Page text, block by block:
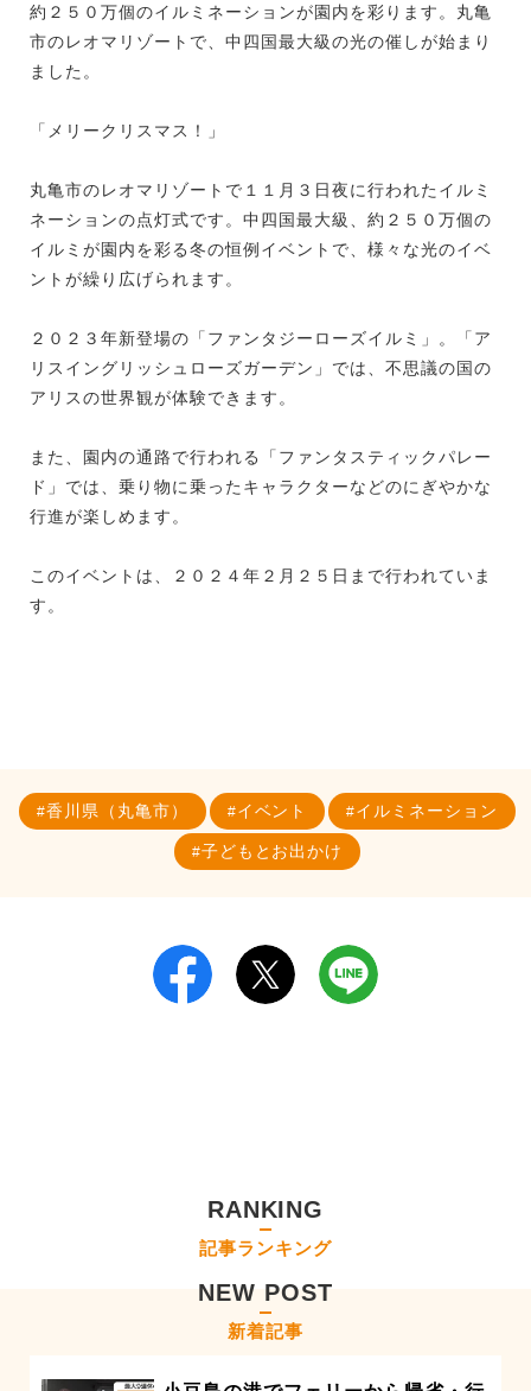
約２５０万個のイルミネーションが園内を彩ります。丸亀
市のレオマリゾートで、中四国最大級の光の催しが始まり
ました。
「メリークリスマス！」
丸亀市のレオマリゾートで１１月３日夜に行われたイルミ
ネーションの点灯式です。中四国最大級、約２５０万個の
イルミが園内を彩る冬の恒例イベントで、様々な光のイベ
ントが繰り広げられます。
２０２３年新登場の「ファンタジーローズイルミ」。「ア
リスイングリッシュローズガーデン」では、不思議の国の
アリスの世界観が体験できます。
また、園内の通路で行われる「ファンタスティックパレー
ド」では、乗り物に乗ったキャラクターなどのにぎやかな
行進が楽しめます。
このイベントは、２０２４年２月２５日まで行われていま
す。
香川県（丸亀市） イベント イルミネーション
子どもとお出かけ
RANKING
記事ランキング
NEW POST
新着記事